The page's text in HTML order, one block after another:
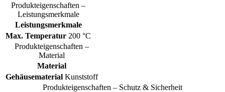
Produkteigenschaften –
Leistungsmerkmale
Leistungsmerkmale
Max. Temperatur 200 °C
Produkteigenschaften –
Material
Material
Gehäusematerial Kunststoff
Produkteigenschaften – Schutz & Sicherheit